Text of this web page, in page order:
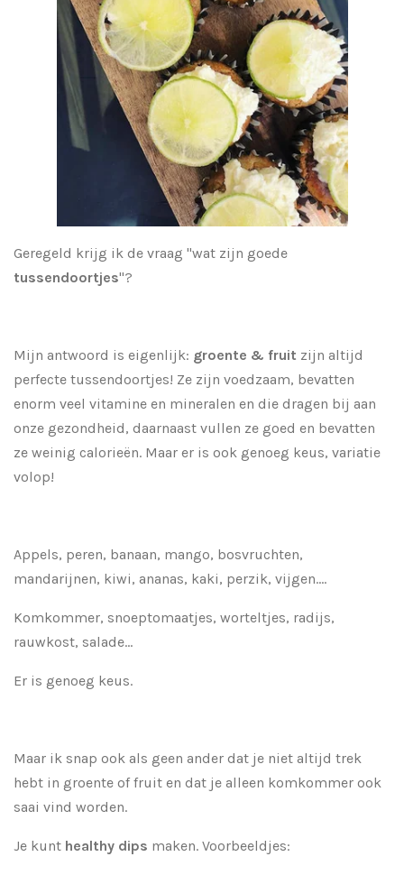
Geregeld krijg ik de vraag "wat zijn goede
tussendoortjes"?
Mijn antwoord is eigenlijk: groente & fruit zijn altijd
perfecte tussendoortjes! Ze zijn voedzaam, bevatten
enorm veel vitamine en mineralen en die dragen bij aan
onze gezondheid, daarnaast vullen ze goed en bevatten
ze weinig calorieën. Maar er is ook genoeg keus, variatie
volop!
Appels, peren, banaan, mango, bosvruchten,
mandarijnen, kiwi, ananas, kaki, perzik, vijgen....
Komkommer, snoeptomaatjes, worteltjes, radijs,
rauwkost, salade...
Er is genoeg keus.
Maar ik snap ook als geen ander dat je niet altijd trek
hebt in groente of fruit en dat je alleen komkommer ook
saai vind worden.
Je kunt healthy dips maken. Voorbeeldjes: